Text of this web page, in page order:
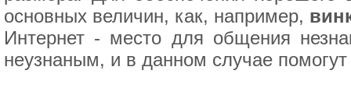
основных величин, как, например,
Интернет - место для общения
неузнаным, и в данном случае помогут